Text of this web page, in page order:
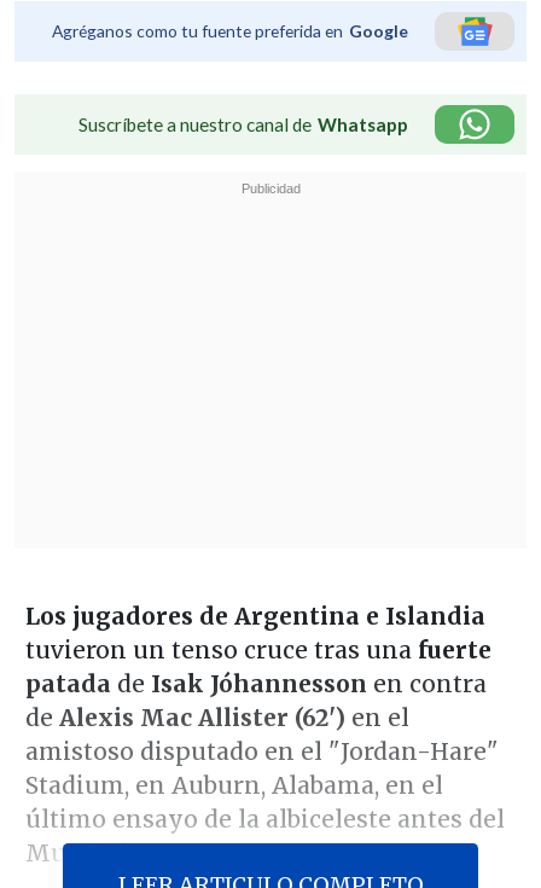
Agréganos como tu fuente preferida en Google
Suscríbete a nuestro canal de Whatsapp
Los jugadores de Argentina e Islandia
tuvieron un tenso cruce tras una fuerte
patada de Isak Jóhannesson en contra
de Alexis Mac Allister (62') en el
amistoso disputado en el "Jordan-Hare"
Stadium, en Auburn, Alabama, en el
último ensayo de la albiceleste antes del
Mundial 2026.